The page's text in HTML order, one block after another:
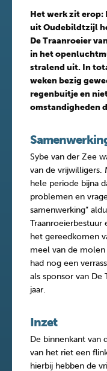
Het werk zit erop:
uit Oudebildtzijl
De Traanroeier
in het
stralend uit. In
weken bezig
regenbuitje en
omstandigheden
Sybe van der Zee
van de vrijwilligers.
hele periode bijna
problemen en
samenwerking”
Traanroeierbestuur
het gereedkomen
meel van de
had nog een
als sponsor van
jaar.
Inzet
De binnenkant van
van het riet een
hierbij hebben de